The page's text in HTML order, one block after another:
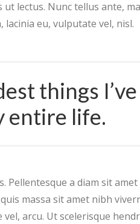
lectus. Nunc tellus ante,
lacinia eu, vulputate vel, nisl.
things I’ve
entire life.
Pellentesque a diam sit
massa sit amet nibh
vel, arcu. Ut scelerisque